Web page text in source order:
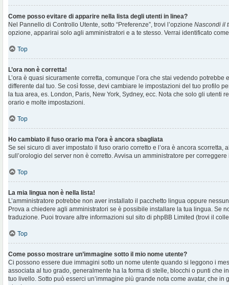
Come posso evitare di apparire nella lista degli utenti in linea?
Nel Pannello di Controllo Utente, sotto “Preferenze”, trovi l’opzione Nascondi il
opzione, apparirai solo agli amministratori e a te stesso. Verrai identificato
Top
L’ora non è corretta!
L’ora è quasi sicuramente corretta, comunque l’ora che stai vedendo
differente dal tuo. Se così fosse, devi cambiare le impostazioni del tuo profilo
la tua area, es. London, Paris, New York, Sydney, ecc. Nota che solo gli utenti
orario e molte impostazioni.
Top
Ho cambiato il fuso orario ma l’ora è ancora sbagliata
Se sei sicuro di aver impostato il fuso orario corretto e l’ora è ancora scorretta,
sull’orologio del server non è corretto. Avvisa un amministratore per
Top
La mia lingua non è nella lista!
L’amministratore potrebbe non aver installato il pacchetto lingua oppure
Prova a chiedere agli amministratori se è possibile installare la tua lingua. Se
traduzione. Puoi trovare altre informazioni sul sito di phpBB Limited (trovi il
Top
Come posso mostrare un’immagine sotto il mio nome utente?
Ci possono essere due immagini sotto un nome utente quando si leggono i
associata al tuo grado, generalmente ha la forma di stelle, blocchi o punti che
tuo livello. Sotto può esserci un’immagine più grande nota come avatar, che in